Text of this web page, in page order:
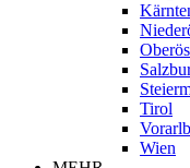
Tirol
Wien